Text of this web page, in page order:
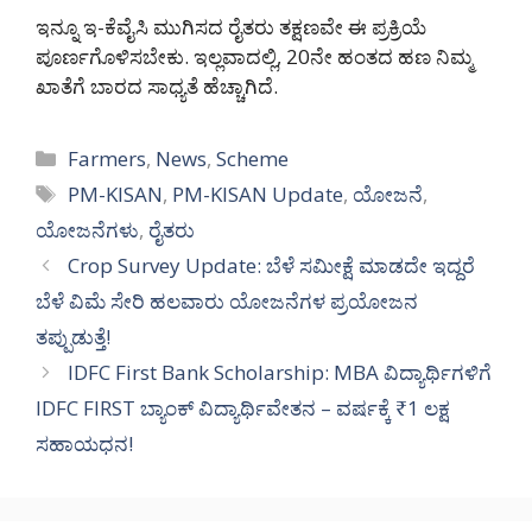
ಇನ್ನೂ ಇ-ಕೆವೈಸಿ ಮುಗಿಸದ ರೈತರು ತಕ್ಷಣವೇ ಈ ಪ್ರಕ್ರಿಯೆ
ಪೂರ್ಣಗೊಳಿಸಬೇಕು. ಇಲ್ಲವಾದಲ್ಲಿ, 20ನೇ ಹಂತದ ಹಣ ನಿಮ್ಮ
ಖಾತೆಗೆ ಬಾರದ ಸಾಧ್ಯತೆ ಹೆಚ್ಚಾಗಿದೆ.
Categories
Farmers, News,Scheme
Tags
PM-KISAN, PM-KISAN Update, ಯೋಜನೆ,
ಯೋಜನೆಗಳು, ರೈತರು
Crop Survey Update: ಬೆಳೆ ಸಮೀಕ್ಷೆ ಮಾಡದೇ ಇದ್ದರೆ
ಬೆಳೆ ವಿಮೆ ಸೇರಿ ಹಲವಾರು ಯೋಜನೆಗಳ ಪ್ರಯೋಜನ
ತಪ್ಪುಡುತ್ತೆ!
IDFC First Bank Scholarship: MBA ವಿದ್ಯಾರ್ಥಿಗಳಿಗೆ
IDFC FIRST ಬ್ಯಾಂಕ್ ವಿದ್ಯಾರ್ಥಿವೇತನ – ವರ್ಷಕ್ಕೆ ₹1 ಲಕ್ಷ
ಸಹಾಯಧನ!